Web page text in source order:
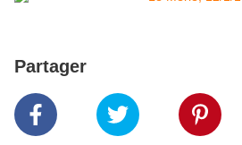
Partager